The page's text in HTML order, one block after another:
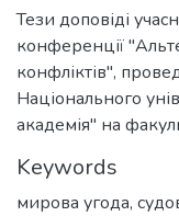
Тези доповіді
конференції
конфліктів",
Національного
академія" на
Keywords
мирова угода,